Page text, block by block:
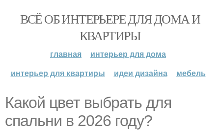
ВСЁ ОБ ИНТЕРЬЕРЕ ДЛЯ ДОМА И
КВАРТИРЫ
главная
интерьер для дома
интерьер для квартиры
идеи дизайна мебель
Какой цвет выбрать для
спальни в 2026 году?